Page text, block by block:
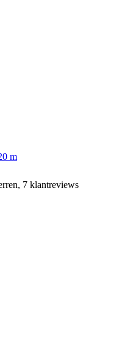
m
7 klantreviews